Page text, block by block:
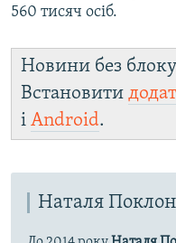
560 тисяч осіб.
Новини без
Встановити
і Android.
Наталя